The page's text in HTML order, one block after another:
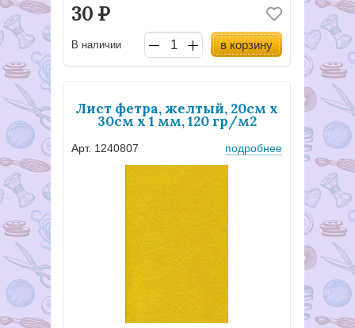
30 Р
В наличии в корзину
Лист фетра, желтый, 20см х
30см х 1 мм, 120 гр/м2
Арт. 1240807 подробнее